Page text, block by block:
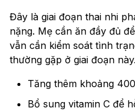
Đây là giai đoạn thai nhi
nặng. Mẹ cần ăn đầy đủ
vẫn cần kiểm soát tình
thường gặp ở giai đoạn này.
Tăng thêm khoảng
Bổ sung vitamin C để